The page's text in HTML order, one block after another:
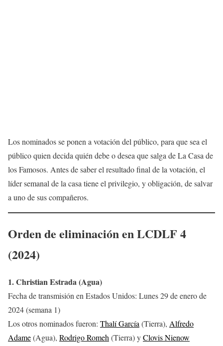
Los nominados se ponen a votación del público, para que sea el
público quien decida quién debe o desea que salga de La Casa de
los Famosos. Antes de saber el resultado final de la votación, el
líder semanal de la casa tiene el privilegio, y obligación, de salvar
a uno de sus compañeros.
Orden de eliminación en LCDLF 4
(2024)
1. Christian Estrada (Agua)
Fecha de transmisión en Estados Unidos: Lunes 29 de enero de
2024 (semana 1)
Los otros nominados fueron: Thalí García (Tierra), Alfredo
Adame(Agua), Rodrigo Romeh (Tierra) yClovis Nienow